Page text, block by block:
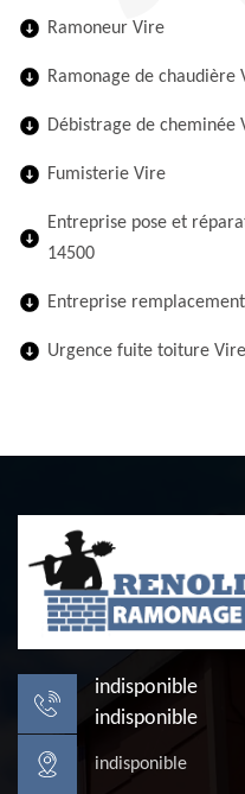
Ramoneur Vire
Ramonage de chaudière
Débistrage de cheminée
Fumisterie Vire
Entreprise pose et
14500
Entreprise
Urgence fuite toiture
indisponible
indisponible
indisponible